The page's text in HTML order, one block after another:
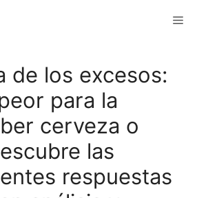
de los excesos:
para la
cerveza o
las
respuestas